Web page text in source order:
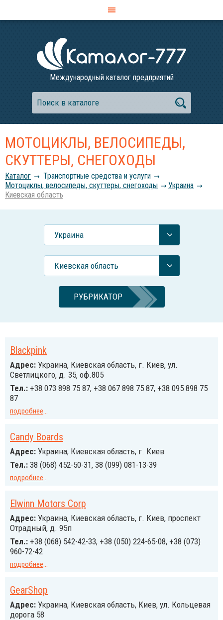
Международный каталог предприятий
МОТОЦИКЛЫ, ВЕЛОСИПЕДЫ,
СКУТТЕРЫ, СНЕГОХОДЫ
Каталог
Транспортные средства и услуги
Мотоциклы, велосипеды, скуттеры, снегоходы
Украина
Киевская область
Украина
Киевская область
РУБРИКАТОР
Blackpink
Адрес: Украина, Киевская область, г. Киев, ул.
Светлицкого, д. 35, оф.805
Тел.: +38 073 898 75 87, +38 067 898 75 87, +38 095 898 75
87
подробнее...
Candy Boards
Адрес: Украина, Киевская область, г. Киев
Тел.: 38 (068) 452-50-31, 38 (099) 081-13-39
подробнее...
Elwinn Motors Corp
Адрес: Украина, Киевская область, г. Киев, проспект
Отрадный, д. 95п
Тел.: +38 (068) 542-42-33, +38 (050) 224-65-08, +38 (073)
960-72-42
подробнее...
GearShop
Адрес: Украина, Киевская область, Киев, ул. Кольцевая
дорога 58